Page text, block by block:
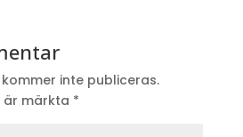
inte publiceras.
märkta *